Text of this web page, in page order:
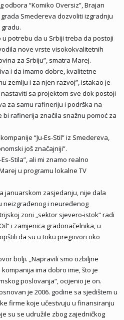
odbora “Komiko Oversiz”, Brajan
Smedereva dozvoliti izgradnju
u potrebu da u Srbiji treba da postoji
nove vrste visokokvalitetnih
za Srbiju”, smatra Marej.
i da imamo dobre, kvalitetne
zemlju i za njen razvoj”, istakao je
sa projektom sve dok postoji
za samu rafineriju i podrška na
bi rafinerija značila snažnu pomoć za
“Ju-Es-Stil” iz Smedereva,
još značajniji”.
Stila”, ali mi znamo realno
u programu lokalne TV
januarskom zasjedanju, nije dala
neizgrađenog i neuređenog
zoni „sektor sjevero-istok“ radi
i zamjenica gradonačelnika, u
da su u toku pregovori oko
bolji. „Napravili smo ozbiljne
ima dobro ime, što je
poslovanja“, ocijenio je on.
je 2006. godine sa sjedištem u
firme koje učestvuju u finansiranju
su se udružile zbog zajedničkog